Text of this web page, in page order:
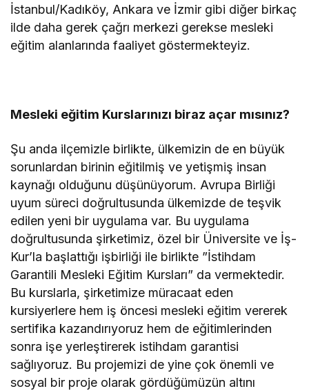
İstanbul/Kadıköy, Ankara ve İzmir gibi diğer birkaç
ilde daha gerek çağrı merkezi gerekse mesleki
eğitim alanlarında faaliyet göstermekteyiz.
Mesleki eğitim Kurslarınızı biraz açar mısınız?
Şu anda ilçemizle birlikte, ülkemizin de en büyük
sorunlardan birinin eğitilmiş ve yetişmiş insan
kaynağı olduğunu düşünüyorum. Avrupa Birliği
uyum süreci doğrultusunda ülkemizde de teşvik
edilen yeni bir uygulama var. Bu uygulama
doğrultusunda şirketimiz, özel bir Üniversite ve İş-
Kur’la başlattığı işbirliği ile birlikte ”İstihdam
Garantili Mesleki Eğitim Kursları” da vermektedir.
Bu kurslarla, şirketimize müracaat eden
kursiyerlere hem iş öncesi mesleki eğitim vererek
sertifika kazandırıyoruz hem de eğitimlerinden
sonra işe yerleştirerek istihdam garantisi
sağlıyoruz. Bu projemizi de yine çok önemli ve
sosyal bir proje olarak gördüğümüzün altını